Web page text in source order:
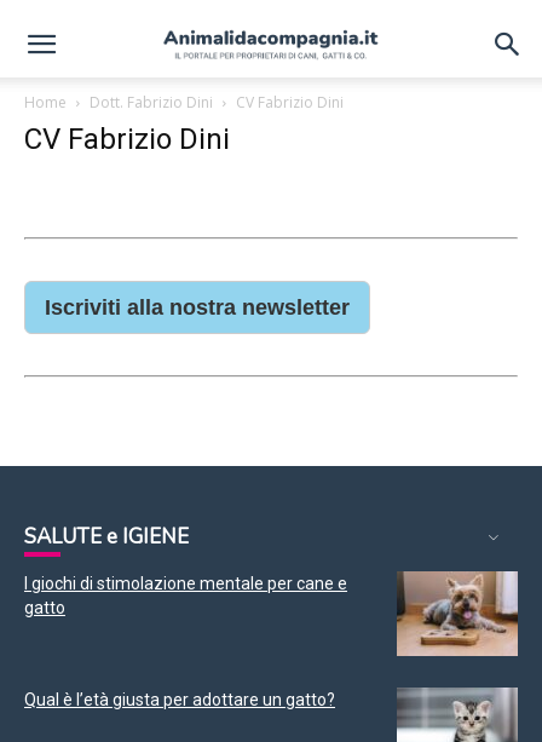
Home Dott. Fabrizio Dini CV Fabrizio Dini
CV Fabrizio Dini
Iscriviti alla nostra newsletter
SALUTE e IGIENE
I giochi di stimolazione mentale per cane e
gatto
Qual è l’età giusta per adottare un gatto?